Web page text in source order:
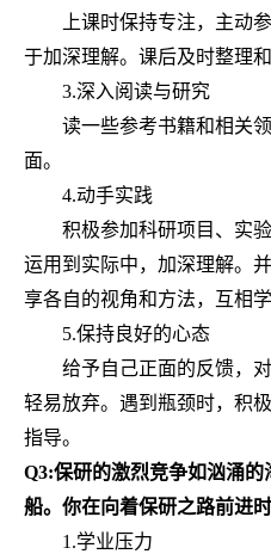
上课时保持专注，主动
于加深理解。课后及时整理和
3.深入阅读与研究
读一些参考书籍和相关
面。
4.动手实践
积极参加科研项目、实
运用到实际中，加深理解。
享各自的视角和方法，互相学
5.保持良好的心态
给予自己正面的反馈，
轻易放弃。遇到瓶颈时，积
指导。
Q3:保研的激烈竞争如汹涌
船。 你在向着保研之路前进
1.学业压力